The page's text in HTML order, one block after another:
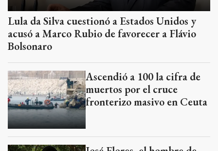
Lula da Silva cuestionó a Estados Unidos y
acusó a Marco Rubio de favorecer a Flávio
Bolsonaro
Ascendió a 100 la cifra de
muertos por el cruce
fronterizo masivo en Ceuta